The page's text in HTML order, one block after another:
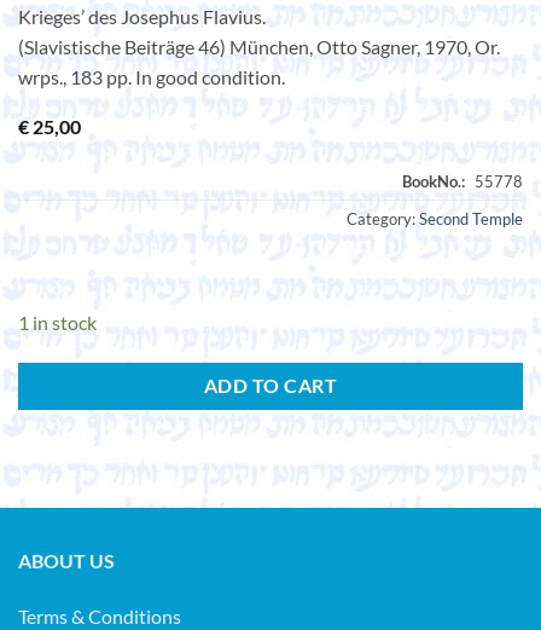
Krieges’ des Josephus Flavius.
(Slavistische Beiträge 46) München, Otto Sagner, 1970, Or.
wrps., 183 pp. In good condition.
€ 25,00
Category:Second Temple
1 in stock
ADD TO CART
ABOUT US
Terms & Conditions